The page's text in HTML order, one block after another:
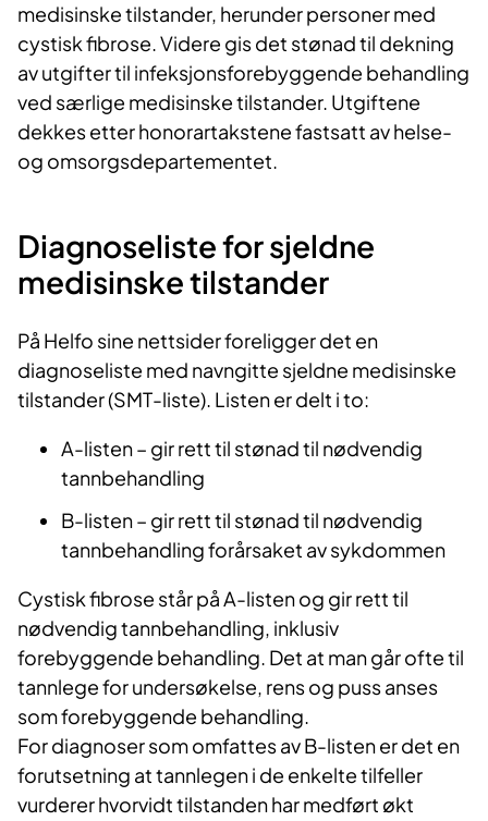
medisinske tilstander, herunder personer med
cystisk fibrose. Videre gis det stønad til dekning
av utgifter til infeksjonsforebyggende behandling
ved særlige medisinske tilstander. Utgiftene
dekkes etter honorartakstene fastsatt av helse-
og omsorgsdepartementet.
Diagnoseliste for sjeldne
medisinske tilstander
På Helfo sine nettsider foreligger det en
diagnoseliste med navngitte sjeldne medisinske
tilstander (SMT-liste). Listen er delt i to:
A-listen – gir rett til stønad til nødvendig
tannbehandling
B-listen – gir rett til stønad til nødvendig
tannbehandling forårsaket av sykdommen
Cystisk fibrose står på A-listen og gir rett til
nødvendig tannbehandling, inklusiv
forebyggende behandling. Det at man går ofte til
tannlege for undersøkelse, rens og puss anses
som forebyggende behandling.
For diagnoser som omfattes av B-listen er det en
forutsetning at tannlegen i de enkelte tilfeller
vurderer hvorvidt tilstanden har medført økt